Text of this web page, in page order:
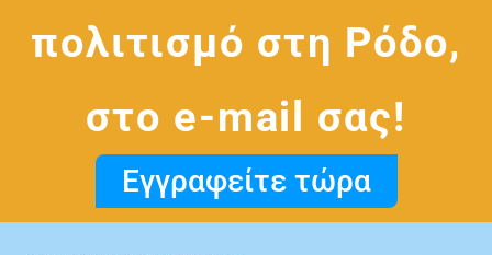
πολιτισμό στη Ρόδο,
στο e-mail σας!
Εγγραφείτε τώρα